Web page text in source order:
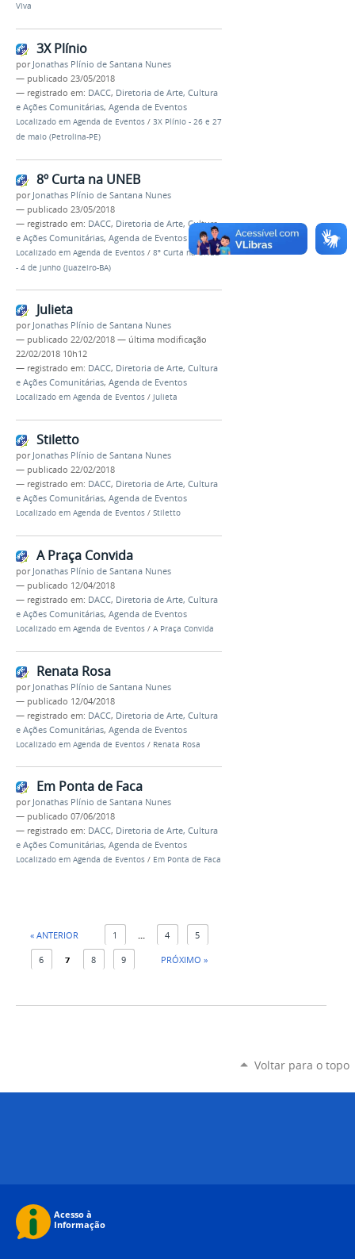
Viva
3X Plínio
por Jonathas Plínio de Santana Nunes
— publicado 23/05/2018
— registrado em: DACC, Diretoria de Arte, Cultura
e Ações Comunitárias, Agenda de Eventos
Localizado em Agenda de Eventos / 3X Plínio - 26 e 27
de maio (Petrolina-PE)
8º Curta na UNEB
por Jonathas Plínio de Santana Nunes
— publicado 23/05/2018
— registrado em: DACC, Diretoria de Arte, Cultura
e Ações Comunitárias, Agenda de Eventos
Localizado em Agenda de Eventos / 8º Curta na UNEB
- 4 de junho (Juazeiro-BA)
Julieta
por Jonathas Plínio de Santana Nunes
— publicado 22/02/2018 — última modificação
22/02/2018 10h12
— registrado em: DACC, Diretoria de Arte, Cultura
e Ações Comunitárias, Agenda de Eventos
Localizado em Agenda de Eventos / Julieta
Stiletto
por Jonathas Plínio de Santana Nunes
— publicado 22/02/2018
— registrado em: DACC, Diretoria de Arte, Cultura
e Ações Comunitárias, Agenda de Eventos
Localizado em Agenda de Eventos / Stiletto
A Praça Convida
por Jonathas Plínio de Santana Nunes
— publicado 12/04/2018
— registrado em: DACC, Diretoria de Arte, Cultura
e Ações Comunitárias, Agenda de Eventos
Localizado em Agenda de Eventos / A Praça Convida
Renata Rosa
por Jonathas Plínio de Santana Nunes
— publicado 12/04/2018
— registrado em: DACC, Diretoria de Arte, Cultura
e Ações Comunitárias, Agenda de Eventos
Localizado em Agenda de Eventos / Renata Rosa
Em Ponta de Faca
por Jonathas Plínio de Santana Nunes
— publicado 07/06/2018
— registrado em: DACC, Diretoria de Arte, Cultura
e Ações Comunitárias, Agenda de Eventos
Localizado em Agenda de Eventos / Em Ponta de Faca
« ANTERIOR 1 ... 4 5
6 7 8 9 PRÓXIMO »
Voltar para o topo